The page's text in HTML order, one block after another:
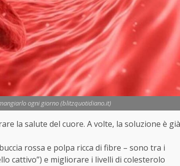
ogni giorno (blitzquotidiano.it)
la salute del cuore. A volte, la soluzione è già
rossa e polpa ricca di fibre – sono tra i
cattivo”) e migliorare i livelli di colesterolo